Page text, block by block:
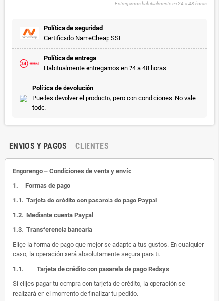
Entregamos habitualmente en 24 a 48 horas
Política de seguridad
Certificado NameCheap SSL
Política de entrega
Habitualmente entregamos en 24 a 48 horas
Política de devolución
Puedes devolver el producto, pero con condiciones. No vale
todo.
ENVIOS Y PAGOS CLIENTES
Engorengo – Condiciones de venta y envío
1. Formas de pago
1.1. Tarjeta de crédito con pasarela de pago Paypal
1.2. Mediante cuenta Paypal
1.3. Transferencia bancaria
Elige la forma de pago que mejor se adapte a tus gustos. En cualquier
caso, la operación será absolutamente segura para ti.
1.1. Tarjeta de crédito con pasarela de pago Redsys
Si elijes pagar tu compra con tarjeta de crédito, la operación se
realizará en el momento de finalizar tu pedido.